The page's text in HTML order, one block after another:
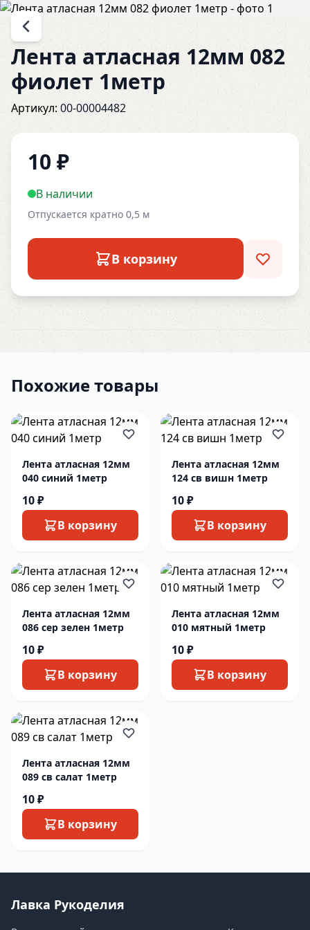
Лента атласная 12мм 082
фиолет 1метр
Артикул: 00-00004482
10 ₽
В наличии
Отпускается кратно 0,5 м
В корзину
Похожие товары
Лента атласная 12мм
040 синий 1метр
10 ₽
В корзину
Лента атласная 12мм
124 св вишн 1метр
10 ₽
В корзину
Лента атласная 12мм
086 сер зелен 1метр
10 ₽
В корзину
Лента атласная 12мм
010 мятный 1метр
10 ₽
В корзину
Лента атласная 12мм
089 св салат 1метр
10 ₽
В корзину
Лавка Рукоделия